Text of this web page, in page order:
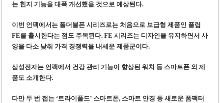
는 힌지 기능을 대폭 개선했을 것으로 예상된다.
이번 언팩에서는 폴더블폰 시리즈로는 처음으로 보급형 제품인 플립
FE를 출시한다는 점도 주목된다. FE 시리즈는 디자인을 유지하면서 사
양을 다소 낮춰 가격 경쟁력을 내세운 제품군이다.
삼성전자는 언팩에서 건강 관리 기능이 향상된 워치 등 스마트폰 외 제
품도 소개한다.
다만 두 번 접는 ‘트라이폴드’ 스마트폰, 스마트 안경 등 새로운 폼팩터